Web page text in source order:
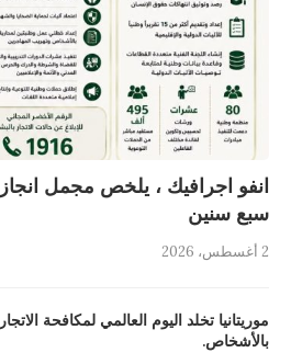
انفو اجرافيك ، يلخص مجمل
سبع سنين
2 أغسطس، 2026
موريتانيا تخلد اليوم العالمي لمكافحة الاتجار
بالأشخاص.